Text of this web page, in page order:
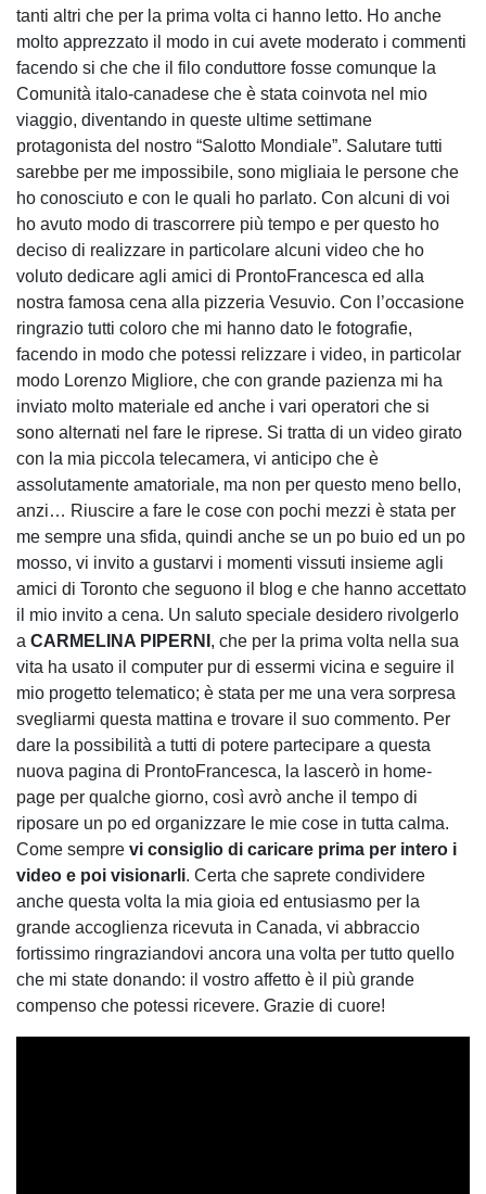
tanti altri che per la prima volta ci hanno letto. Ho anche
molto apprezzato il modo in cui avete moderato i commenti
facendo si che che il filo conduttore fosse comunque la
Comunità italo-canadese che è stata coinvota nel mio
viaggio, diventando in queste ultime settimane
protagonista del nostro “Salotto Mondiale”. Salutare tutti
sarebbe per me impossibile, sono migliaia le persone che
ho conosciuto e con le quali ho parlato. Con alcuni di voi
ho avuto modo di trascorrere più tempo e per questo ho
deciso di realizzare in particolare alcuni video che ho
voluto dedicare agli amici di ProntoFrancesca ed alla
nostra famosa cena alla pizzeria Vesuvio. Con l’occasione
ringrazio tutti coloro che mi hanno dato le fotografie,
facendo in modo che potessi relizzare i video, in particolar
modo Lorenzo Migliore, che con grande pazienza mi ha
inviato molto materiale ed anche i vari operatori che si
sono alternati nel fare le riprese. Si tratta di un video girato
con la mia piccola telecamera, vi anticipo che è
assolutamente amatoriale, ma non per questo meno bello,
anzi… Riuscire a fare le cose con pochi mezzi è stata per
me sempre una sfida, quindi anche se un po buio ed un po
mosso, vi invito a gustarvi i momenti vissuti insieme agli
amici di Toronto che seguono il blog e che hanno accettato
il mio invito a cena. Un saluto speciale desidero rivolgerlo
a CARMELINA PIPERNI , che per la prima volta nella sua
vita ha usato il computer pur di essermi vicina e seguire il
mio progetto telematico; è stata per me una vera sorpresa
svegliarmi questa mattina e trovare il suo commento. Per
dare la possibilità a tutti di potere partecipare a questa
nuova pagina di ProntoFrancesca, la lascerò in home-
page per qualche giorno, così avrò anche il tempo di
riposare un po ed organizzare le mie cose in tutta calma.
Come sempre vi consiglio di caricare prima per intero i
video e poi visionarli. Certa che saprete condividere
anche questa volta la mia gioia ed entusiasmo per la
grande accoglienza ricevuta in Canada, vi abbraccio
fortissimo ringraziandovi ancora una volta per tutto quello
che mi state donando: il vostro affetto è il più grande
compenso che potessi ricevere. Grazie di cuore!